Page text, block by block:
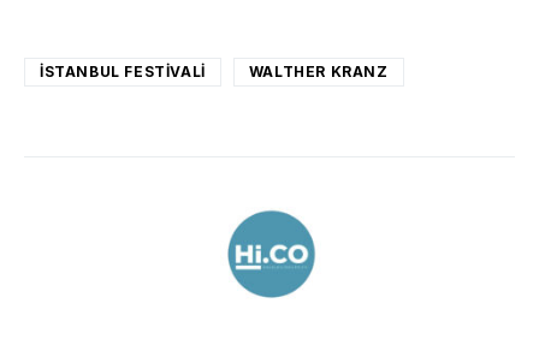
İSTANBUL FESTİVALİ WALTHER KRANZ